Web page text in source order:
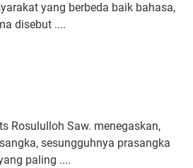
yang berbeda baik bahasa,
disebut ....
Rosululloh Saw. menegaskan,
sesungguhnya prasangka
paling ....